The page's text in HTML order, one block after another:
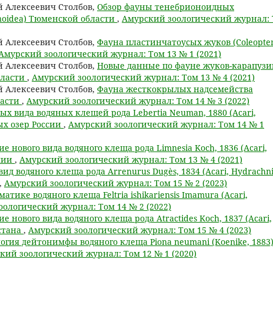
Алексеевич Столбов, Обзор фауны тенебрионоидных
Тюменской области , Амурский зоологический журнал:
Алексеевич Столбов, Фауна пластинчатоусых жуков
зоологический журнал: Том 13 № 1 (2021)
Алексеевич Столбов, Новые данные по фауне жуков-
, Амурский зоологический журнал: Том 13 № 4 (2021)
Алексеевич Столбов, Фауна жесткокрылых надсемейства
, Амурский зоологический журнал: Том 14 № 3 (2022)
вида водяных клещей рода Lebertia Neuman, 1880 (Acari,
озер России , Амурский зоологический журнал: Том 14 № 1
нового вида водяного клеща рода Limnesia Koch, 1836 (Acari,
, Амурский зоологический журнал: Том 13 № 4 (2021)
водяного клеща рода Arrenurus Dugès, 1834 (Acari,
, Амурский зоологический журнал: Том 15 № 2 (2023)
водяного клеща Feltria ishikariensis Imamura (Acari,
журнал: Том 14 № 2 (2022)
нового вида водяного клеща рода Atractides Koch, 1837 (Acari,
, Амурский зоологический журнал: Том 15 № 4 (2023)
дейтонимфы водяного клеща Piona neumani (Koenike, 1883)
зоологический журнал: Том 12 № 1 (2020)